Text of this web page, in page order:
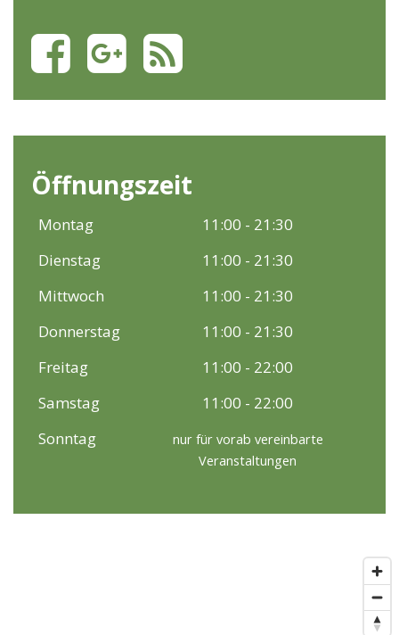
Öffnungszeit
Montag
11:00 - 21:30
Dienstag
11:00 - 21:30
Mittwoch
11:00 - 21:30
Donnerstag
11:00 - 21:30
Freitag
11:00 - 22:00
Samstag
11:00 - 22:00
Sonntag
nur für vorab vereinbarte
Veranstaltungen